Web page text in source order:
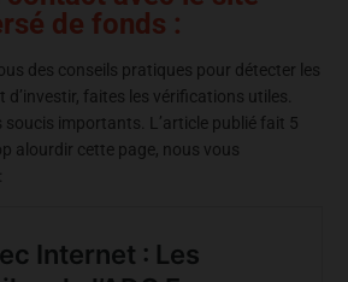
de fonds :
des conseils pratiques pour détecter les
faites les vérifications utiles.
soucis importants. L’article publié fait 5
alourdir cette page, nous vous